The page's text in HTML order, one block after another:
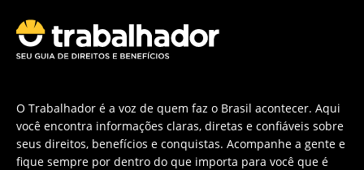
O Trabalhador é a voz de quem faz o Brasil acontecer. Aqui
você encontra informações claras, diretas e confiáveis sobre
seus direitos, benefícios e conquistas. Acompanhe a gente e
fique sempre por dentro do que importa para você que é